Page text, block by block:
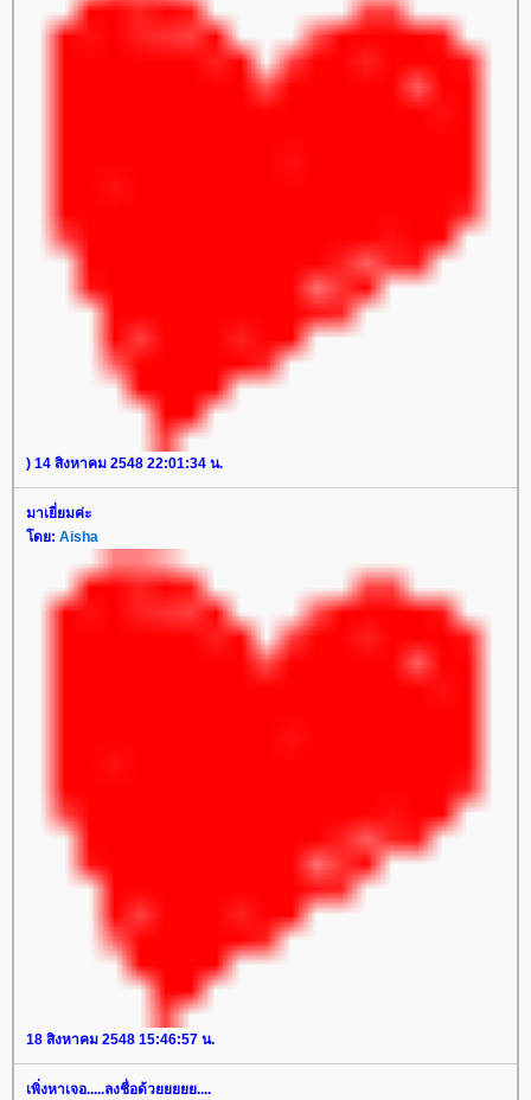
) 14 สิงหาคม 2548 22:01:34 น.
มาเยี่ยมค่ะ
ดย: Aisha
18 สิงหาคม 2548 15:46:57 น.
เพิ่งหาเจอ.....ลงชื่อด้วยยยยย....